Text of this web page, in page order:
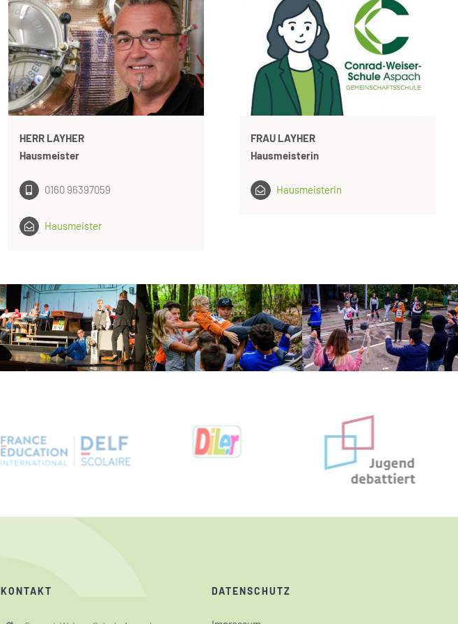
HERR LAYHER
Hausmeister
0160 96397059
Hausmeister
FRAU LAYHER
Hausmeisterin
Hausmeisterin
KONTAKT DATENSCHUTZ